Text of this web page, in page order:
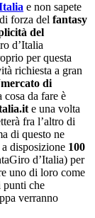
e non sapete
forza del fantasy
del
d’Italia
per questa
richiesta a gran
di
da fare è
e una volta
fra l’altro di
di questo ne
disposizione 100
d’Italia) per
uno di loro come
punti che
verranno